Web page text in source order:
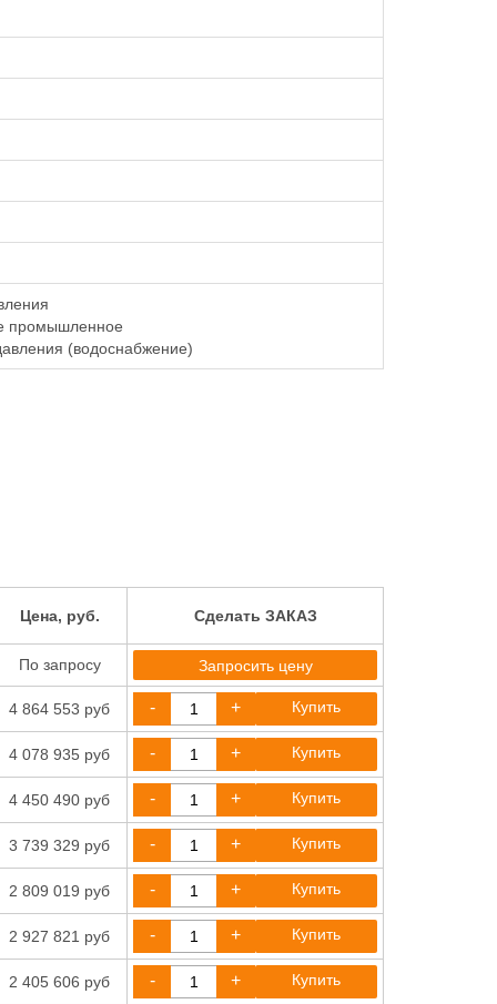
промышленное
(водоснабжение)
Цена, руб. Сделать ЗАКАЗ
По запросу Запросить цену
4 864 553 руб - + Купить
4 078 935 руб - + Купить
4 450 490 руб - + Купить
3 739 329 руб - + Купить
2 809 019 руб - + Купить
2 927 821 руб - + Купить
2 405 606 руб - + Купить